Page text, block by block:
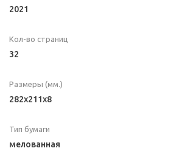
2021
Кол-во страниц
32
Размеры (мм.)
282x211x8
Тип бумаги
мелованная